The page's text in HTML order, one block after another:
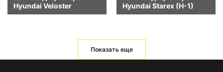
Hyundai Veloster
Hyundai Starex (H-1)
Показать еще